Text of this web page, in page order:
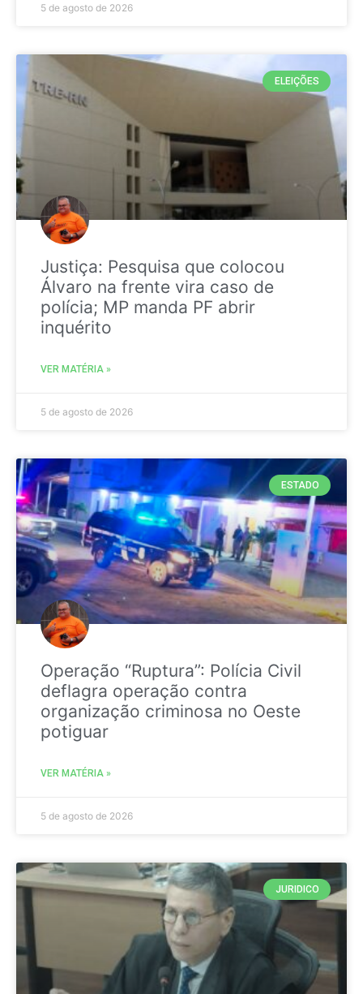
5 de agosto de 2026
ELEIÇÕES
Justiça: Pesquisa que colocou
Álvaro na frente vira caso de
polícia; MP manda PF abrir
inquérito
VER MATÉRIA »
5 de agosto de 2026
ESTADO
Operação “Ruptura”: Polícia Civil
deflagra operação contra
organização criminosa no Oeste
potiguar
VER MATÉRIA »
5 de agosto de 2026
JURIDICO